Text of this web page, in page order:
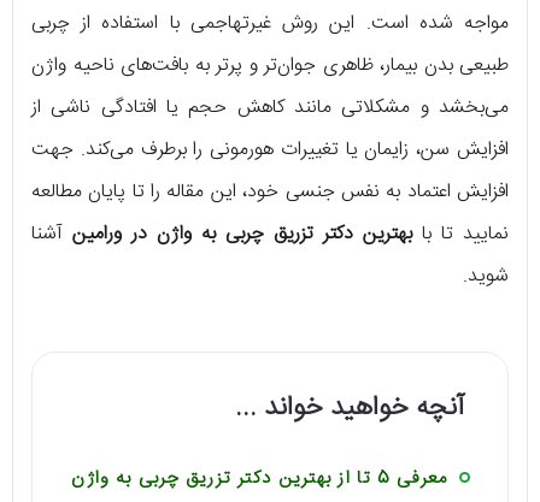
مواجه شده است. این روش غیرتهاجمی با استفاده از چربی
طبیعی بدن بیمار، ظاهری جوان‌تر و پرتر به بافت‌های ناحیه واژن
می‌بخشد و مشکلاتی مانند کاهش حجم یا افتادگی ناشی از
افزایش سن، زایمان یا تغییرات هورمونی را برطرف می‌کند. جهت
افزایش اعتماد به نفس جنسی خود، این مقاله را تا پایان مطالعه
نمایید تا بابهترین دکتر تزریق چربی به واژن در ورامین آشنا
شوید‌.
آنچه خواهید خواند ...
معرفی 5 تا از بهترین دکتر تزریق چربی به واژن